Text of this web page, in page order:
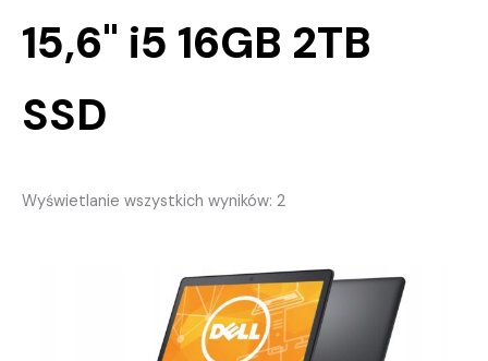
15,6" i5 16GB 2TB
SSD
Wyświetlanie wszystkich wyników: 2Posortowane